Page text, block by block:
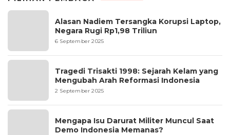
Alasan Nadiem Tersangka Korupsi Laptop,
Negara Rugi Rp1,98 Triliun
6 September 2025
Tragedi Trisakti 1998: Sejarah Kelam yang
Mengubah Arah Reformasi Indonesia
2 September 2025
Mengapa Isu Darurat Militer Muncul Saat
Demo Indonesia Memanas?